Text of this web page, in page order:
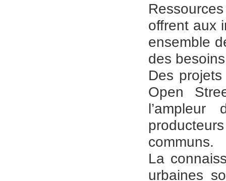
offrent aux
ensemble
des
Des
Open
communs.
La
urbaines